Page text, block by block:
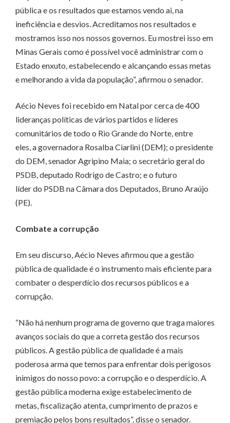
pública e os resultados que estamos vendo ai, na
ineficiência e desvios. Acreditamos nos resultados e
mostramos isso nos nossos governos. Eu mostrei isso em
Minas Gerais como é possível você administrar com o
Estado enxuto, estabelecendo e alcançando essas metas
e melhorando a vida da população”, afirmou o senador.
Aécio Neves foi recebido em Natal por cerca de 400
lideranças políticas de vários partidos e líderes
comunitários de todo o Rio Grande do Norte, entre
eles, a governadora Rosalba Ciarlini (DEM); o presidente
do DEM, senador Agripino Maia; o secretário geral do
PSDB, deputado Rodrigo de Castro; e o futuro
líder do PSDB na Câmara dos Deputados, Bruno Araújo
(PE).
Combate a corrupção
Em seu discurso, Aécio Neves afirmou que a gestão
pública de qualidade é o instrumento mais eficiente para
combater o desperdício dos recursos públicos e a
corrupção.
“Não há nenhum programa de governo que traga maiores
avanços sociais do que a correta gestão dos recursos
públicos. A gestão pública de qualidade é a mais
poderosa arma que temos para enfrentar dois perigosos
inimigos do nosso povo: a corrupção e o desperdício. A
gestão pública moderna exige estabelecimento de
metas, fiscalização atenta, cumprimento de prazos e
premiação pelos bons resultados”, disse o senador.